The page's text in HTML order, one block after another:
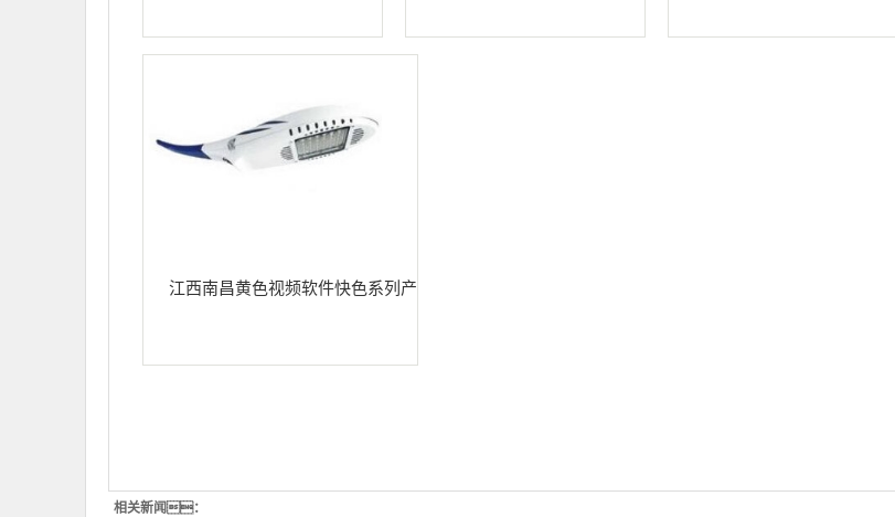
江西南昌黄色视频软件快色系列产
相关新闻：